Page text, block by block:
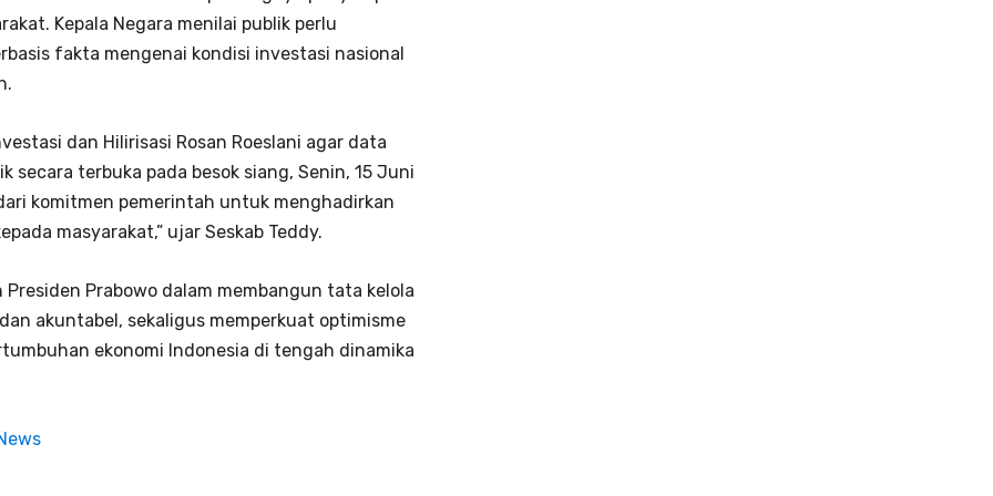
Kepala Negara menilai publik perlu
fakta mengenai kondisi investasi nasional
dan Hilirisasi Rosan Roeslani agar data
terbuka pada besok siang, Senin, 15 Juni
komitmen pemerintah untuk menghadirkan
masyarakat,” ujar Seskab Teddy.
Prabowo dalam membangun tata kelola
akuntabel, sekaligus memperkuat optimisme
ekonomi Indonesia di tengah dinamika